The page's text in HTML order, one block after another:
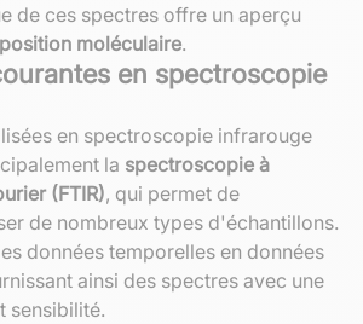
de ces spectres offre un aperçu
moléculaire.
en spectroscopie
en spectroscopie infrarouge
la spectroscopie à
(FTIR), qui permet de
de nombreux types d'échantillons.
données temporelles en données
ainsi des spectres avec une
sensibilité.